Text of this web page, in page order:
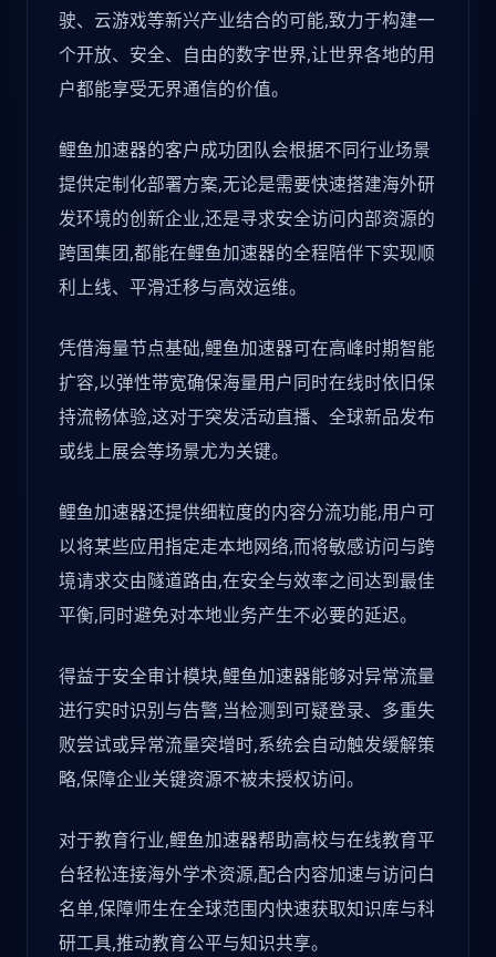
驶、云游戏等新兴产业结合的可能,致力于构建一
个开放、安全、自由的数字世界,让世界各地的用
户都能享受无界通信的价值。
鲤鱼加速器的客户成功团队会根据不同行业场景
提供定制化部署方案,无论是需要快速搭建海外研
发环境的创新企业,还是寻求安全访问内部资源的
跨国集团,都能在鲤鱼加速器的全程陪伴下实现顺
利上线、平滑迁移与高效运维。
凭借海量节点基础,鲤鱼加速器可在高峰时期智能
扩容,以弹性带宽确保海量用户同时在线时依旧保
持流畅体验,这对于突发活动直播、全球新品发布
或线上展会等场景尤为关键。
鲤鱼加速器还提供细粒度的内容分流功能,用户可
以将某些应用指定走本地网络,而将敏感访问与跨
境请求交由隧道路由,在安全与效率之间达到最佳
平衡,同时避免对本地业务产生不必要的延迟。
得益于安全审计模块,鲤鱼加速器能够对异常流量
进行实时识别与告警,当检测到可疑登录、多重失
败尝试或异常流量突增时,系统会自动触发缓解策
略,保障企业关键资源不被未授权访问。
对于教育行业,鲤鱼加速器帮助高校与在线教育平
台轻松连接海外学术资源,配合内容加速与访问白
名单,保障师生在全球范围内快速获取知识库与科
研工具,推动教育公平与知识共享。